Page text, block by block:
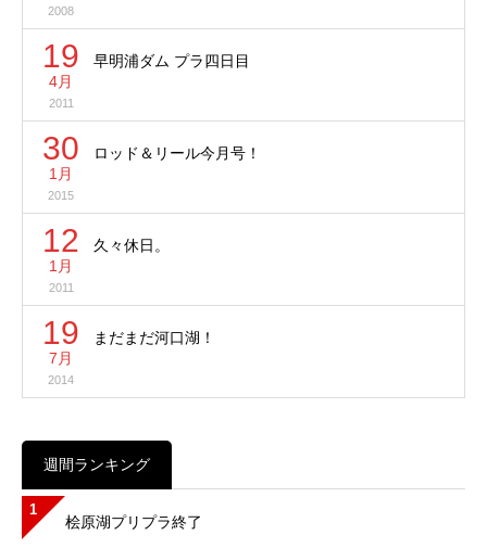
2008
19
4月
2011
早明浦ダム プラ四日目
30
1月
2015
ロッド＆リール今月号！
12
1月
2011
久々休日。
19
7月
2014
まだまだ河口湖！
週間ランキング
1
桧原湖プリプラ終了